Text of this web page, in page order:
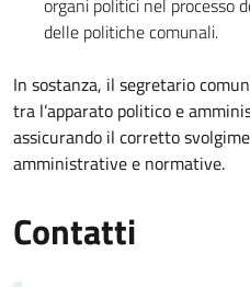
organi politici nel processo
delle politiche comunali.
In sostanza, il segretario
tra l’apparato politico e
assicurando il corretto
amministrative e normative.
Contatti